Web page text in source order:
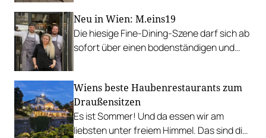
Neu in Wien: M.eins19
Die hiesige Fine-Dining-Szene darf sich ab
sofort über einen bodenständigen und
Wiens beste Haubenrestaurants zum
Draußensitzen
Es ist Sommer! Und da essen wir am
liebsten unter freiem Himmel. Das sind die